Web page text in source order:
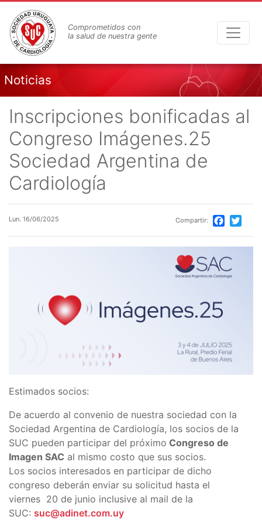
contenido
principal
Comprometidos con
la salud de nuestra gente
Noticias
Inscripciones bonificadas al
Congreso Imágenes.25
Sociedad Argentina de
Cardiología
Lun. 16/06/2025 Compartir: Facebook
Estimados socios:
De acuerdo al convenio de nuestra sociedad con la
Sociedad Argentina de Cardiología, los socios de la
SUC pueden participar del próximo Congreso de
Imagen SAC al mismo costo que sus socios.
Los socios interesados en participar de dicho
congreso deberán enviar su solicitud hasta el
viernes 20 de junio inclusive al mail de la
SUC: suc@adinet.com.uy